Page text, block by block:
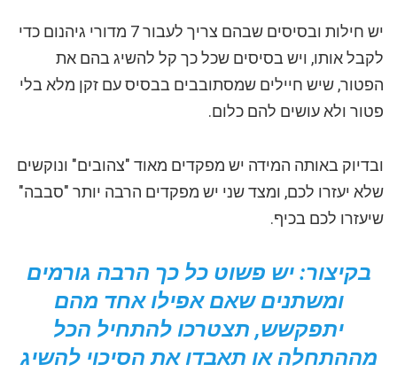
יש חילות ובסיסים שבהם צריך לעבור 7 מדורי גיהנום כדי
לקבל אותו, ויש בסיסים שכל כך קל להשיג בהם את
הפטור, שיש חיילים שמסתובבים בבסיס עם זקן מלא בלי
פטור ולא עושים להם כלום.
ובדיוק באותה המידה יש מפקדים מאוד "צהובים" ונוקשים
שלא יעזרו לכם, ומצד שני יש מפקדים הרבה יותר "סבבה"
שיעזרו לכם בכיף.
בקיצור: יש פשוט כל כך הרבה גורמים
ומשתנים שאם אפילו אחד מהם
יתפקשש, תצטרכו להתחיל הכל
מההתחלה או תאבדו את הסיכוי להשיג